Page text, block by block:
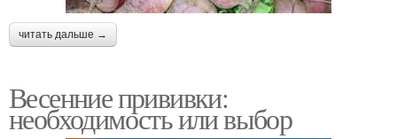
читать дальше →
Весенние прививки:
необходимость или выбор